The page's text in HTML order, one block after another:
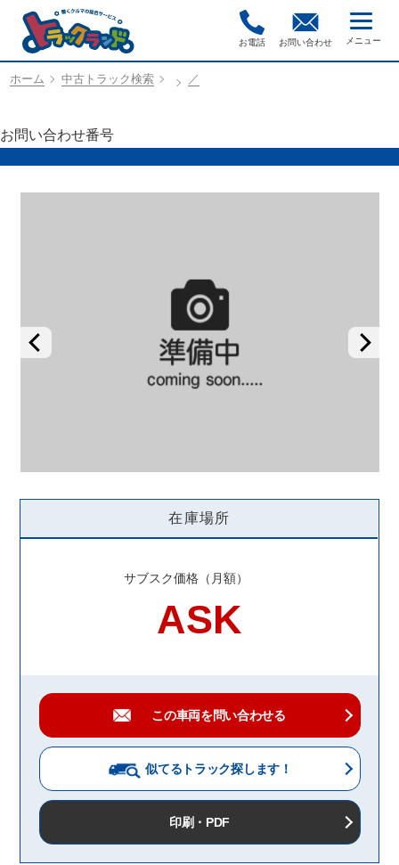
お電話 お問い合わせ
ホーム 中古トラック検索 ／
お問い合わせ番号
在庫場所
サブスク価格（月額）
ASK
この車両を問い合わせる
似てるトラック探します！
印刷・PDF